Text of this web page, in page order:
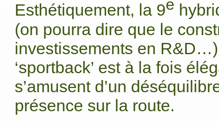
Esthétiquement, la 9e
(on pourra dire que le
investissements en
‘sportback’ est à la fois
s’amusent d’un
présence sur la route.